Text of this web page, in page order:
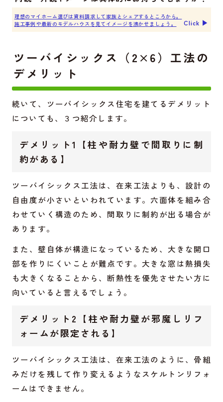
理想のマイホーム選びは資料請求して家族とシェアするところから。
施工事例や最新のモデルハウスを見てイメージを沸かせましょう。
Click ▶︎
ツーバイシックス（2×6）工法の
デメリット
続いて、ツーバイシックス住宅を建てるデメリット
についても、３つ紹介します。
デメリット1【柱や耐力壁で間取りに制
約がある】
ツーバイシックス工法は、在来工法よりも、設計の
自由度が小さいといわれています。六面体を組み合
わせていく構造のため、間取りに制約が出る場合が
あります。
また、壁自体が構造になっているため、大きな開口
部を作りにくいことが難点です。大きな窓は熱損失
も大きくなることから、断熱性を優先させたい方に
向いていると言えるでしょう。
デメリット2【柱や耐力壁が邪魔しリフ
ォームが限定される】
ツーバイシックス工法は、在来工法のように、骨組
みだけを残して作り変えるようなスケルトンリフォ
ームはできません。